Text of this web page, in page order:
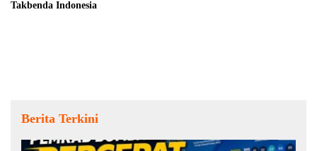
Takbenda Indonesia
Berita Terkini